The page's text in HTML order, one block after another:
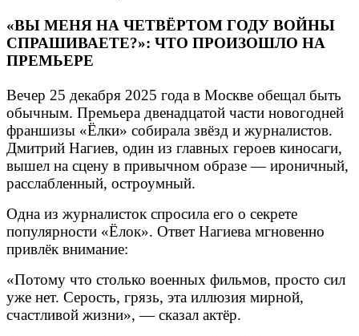
«ВЫ МЕНЯ НА ЧЕТВЁРТОМ ГОДУ ВОЙНЫ
СПРАШИВАЕТЕ?»: ЧТО ПРОИЗОШЛО НА
ПРЕМЬЕРЕ
Вечер 25 декабря 2025 года в Москве обещал быть
обычным. Премьера двенадцатой части новогодней
франшизы «Ёлки» собирала звёзд и журналистов.
Дмитрий Нагиев, один из главных героев киносаги,
вышел на сцену в привычном образе — ироничный,
расслабленный, остроумный.
Одна из журналисток спросила его о секрете
популярности «Ёлок». Ответ Нагиева мгновенно
привлёк внимание:
«Потому что столько военных фильмов, просто сил
уже нет. Серость, грязь, эта иллюзия мирной,
счастливой жизни», — сказал актёр.